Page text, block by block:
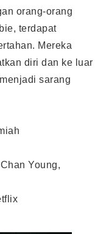
orang-orang
terdapat
Mereka
diri dan ke luar
sarang
Young,